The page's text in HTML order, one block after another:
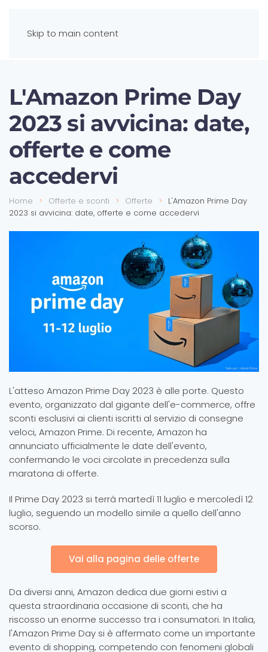
Skip to main content
L'Amazon Prime Day
2023 si avvicina: date,
offerte e come
accedervi
Home Offerte e sconti Offerte
L'Amazon Prime Day
2023 si avvicina: date, offerte e come accedervi
L'atteso Amazon Prime Day 2023 è alle porte. Questo
evento, organizzato dal gigante dell'e-commerce, offre
sconti esclusivi ai clienti iscritti al servizio di consegne
veloci, Amazon Prime. Di recente, Amazon ha
annunciato ufficialmente le date dell'evento,
confermando le voci circolate in precedenza sulla
maratona di offerte.
Il Prime Day 2023 si terrà martedì 11 luglio e mercoledì 12
luglio, seguendo un modello simile a quello dell'anno
scorso.
Vai alla pagina delle offerte
Da diversi anni, Amazon dedica due giorni estivi a
questa straordinaria occasione di sconti, che ha
riscosso un enorme successo tra i consumatori. In Italia,
l'Amazon Prime Day si è affermato come un importante
evento di shopping, competendo con fenomeni globali